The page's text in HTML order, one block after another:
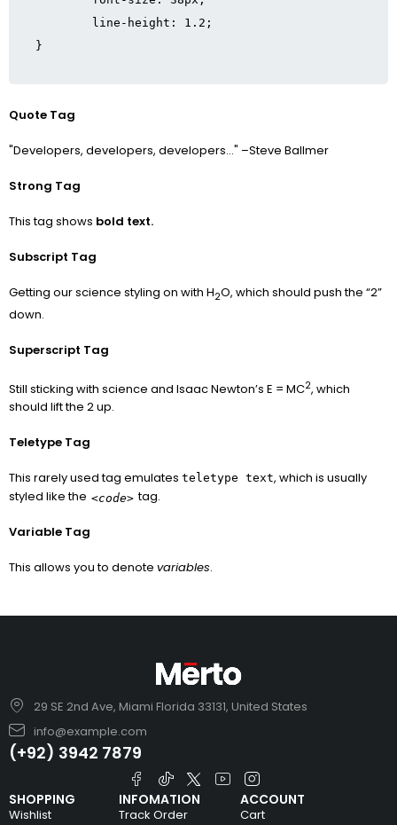
}
Quote Tag
Developers, developers, developers… –Steve Ballmer
Strong Tag
This tag shows bold text.
Subscript Tag
Getting our science styling on with H2O, which should push the “2”
down.
Superscript Tag
Still sticking with science and Isaac Newton’s E = MC2, which
should lift the 2 up.
Teletype Tag
This rarely used tag emulates teletype text, which is usually
styled like the <code> tag.
Variable Tag
This allows you to denote variables.
29 SE 2nd Ave, Miami Florida 33131, United States
info@example.com
(+92) 3942 7879
SHOPPING
Wishlist
INFOMATION
Track Order
ACCOUNT
Cart